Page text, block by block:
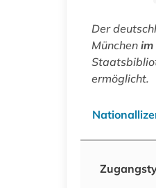
Der
München im
ermöglicht.